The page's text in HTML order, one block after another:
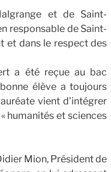
et de Saint-
responsable de Saint-
et dans le respect des
a été reçue au bac
élève a toujours
vient d’intégrer
humanités et sciences
Mion, Président de